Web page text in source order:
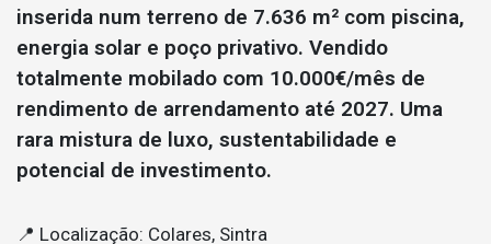
inserida num terreno de 7.636 m² com piscina,
energia solar e poço privativo. Vendido
totalmente mobilado com 10.000€/mês de
rendimento de arrendamento até 2027. Uma
rara mistura de luxo, sustentabilidade e
potencial de investimento.
📍 Localização: Colares, Sintra